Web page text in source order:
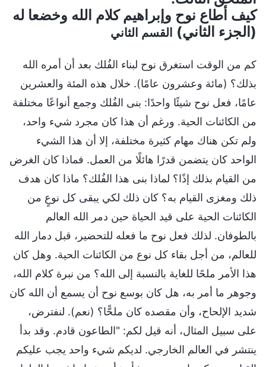
كيف أطاع نوح وإبراهيم كلام الله وخضعا له
(الجزء الثاني) القسم الثاني
كم من الوقت استغرق نوح لبناء الفُلك بعد أن أمره الله
بذلك؟ (مائة وعشرون عامًا). خلال هذه المئة والعشرين
عامًا، فعل نوح شيئًا واحدًا: بنى الفُلك وجمع أنواعًا مختلفة
من الكائنات الحية. ورغم أن هذا كان مجرد شيء واحد،
ولم تكن هناك مهام كثيرة مختلفة، إلا أن هذا الشيء
الواحد كان يتضمن قدرًا هائلًا من العمل. فماذا كان الغرض
من القيام بذلك إذًا؟ لماذا بنى هذا الفُلك؟ ماذا كان هدف
ذلك ومغزى القيام به؟ كان ذلك لكي يبقى كل نوعٍ من
الكائنات الحية على قيد الحياة حين دمر الله العالم
بالطوفان. لذلك فعل نوح ما فعله للتحضير، قبل دمار الله
للعالم، من أجل بقاء كل نوع من الكائنات الحية. وهل كان
هذا الأمر ملحًا للغاية بالنسبة إلى الله؟ من نبرة كلام الله،
وجوهر ما أمر به، هل كان بوسع نوح أن يسمع أن الله كان
شديد الإلحاح، وأن مقصده كان ملحًّا؟ (نعم). لنفترض،
على سبيل المثال، أنه قيل لكم: "الطاعون قادم. وقد بدأ
ينتشر في العالم الخارجي. لديكم شيء واحد يجب عليكم